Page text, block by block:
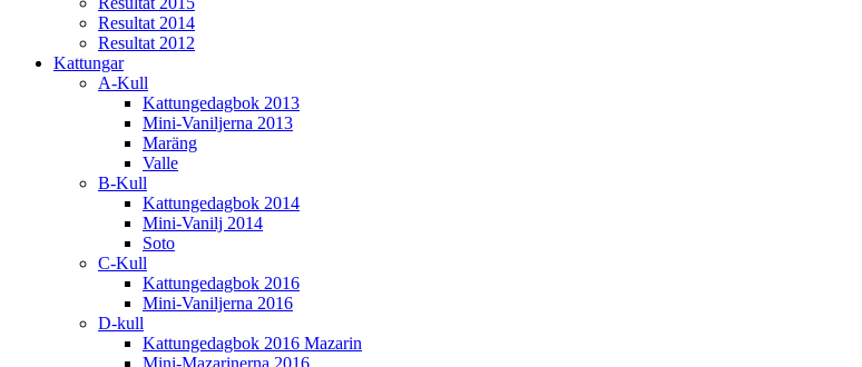
Resultat 2014
Resultat 2012
Kattungar
A-Kull
Kattungedagbok 2013
Mini-Vaniljerna 2013
Maräng
Valle
B-Kull
Kattungedagbok 2014
Mini-Vanilj 2014
Soto
C-Kull
Kattungedagbok 2016
Mini-Vaniljerna 2016
D-kull
Kattungedagbok 2016 Mazarin
Mini-Mazarinerna 2016